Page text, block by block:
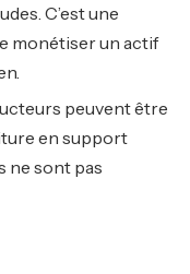
C’est une
monétiser un actif
peuvent être
en support
ne sont pas